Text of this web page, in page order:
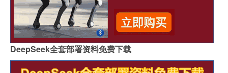
DeepSeek全套部署资料免费下载